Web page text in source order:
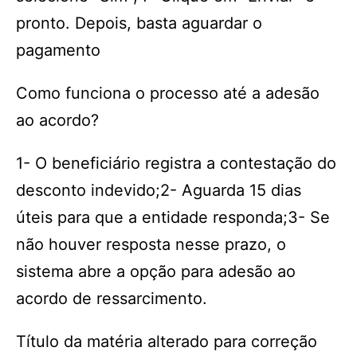
pronto. Depois, basta aguardar o
pagamento
Como funciona o processo até a adesão
ao acordo?
1- O beneficiário registra a contestação do
desconto indevido;2- Aguarda 15 dias
úteis para que a entidade responda;3- Se
não houver resposta nesse prazo, o
sistema abre a opção para adesão ao
acordo de ressarcimento.
Título da matéria alterado para correção